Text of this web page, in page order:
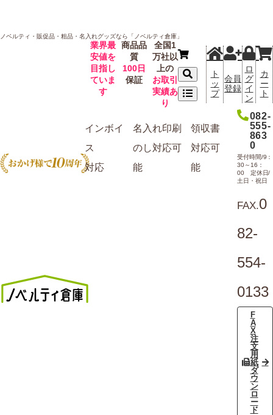
ノベルティ・販促品・粗品・名入れグッズなら「ノベルティ倉庫」
ト
ッ
プ
会員
登録
ロ
グ
イ
ン
カ
ー
ト
業界最
安値を
目指し
ていま
す
商品品
質
100日
保証
全国1
万社以
上の
お取引
実績あ
り
インボイ
ス
対応
名入れ印刷
のし対応可
能
領収書
対応可
能
082-
555-
863
0
受付時間/9：
30～16：
00 定休日/
土日・祝日
FAX.0
82-
554-
0133
F
A
X
注
文
用
紙
ダ
ウ
ン
ロ
ー
ド